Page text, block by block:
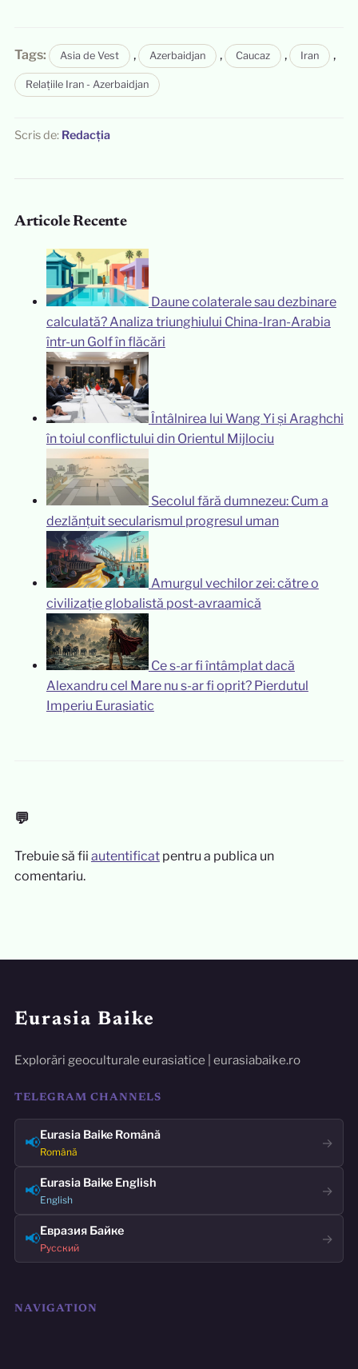
Tags: Asia de Vest , Azerbaidjan , Caucaz , Iran ,
Relațiile Iran - Azerbaidjan
Scris de: Redacția
Articole Recente
Daune colaterale sau dezbinare
calculată? Analiza triunghiului China-Iran-Arabia
într-un Golf în flăcări
Întâlnirea lui Wang Yi și Araghchi
în toiul conflictului din Orientul Mijlociu
Secolul fără dumnezeu: Cum a
dezlănțuit secularismul progresul uman
Amurgul vechilor zei: către o
civilizație globalistă post-avraamică
Ce s-ar fi întâmplat dacă
Alexandru cel Mare nu s-ar fi oprit? Pierdutul
Imperiu Eurasiatic
💬
Trebuie să fii autentificatpentru a publica un
comentariu.
Eurasia Baike
Explorări geoculturale eurasiatice | eurasiabaike.ro
TELEGRAM CHANNELS
📢Eurasia Baike Română
Română
→
📢Eurasia Baike English
English
→
📢Евразия Байке
Русский
→
NAVIGATION